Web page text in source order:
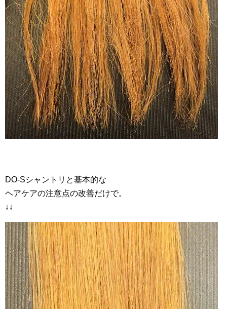
DO-Sシャントリと基本的な
ヘアケアの注意点の改善だけで。
↓↓